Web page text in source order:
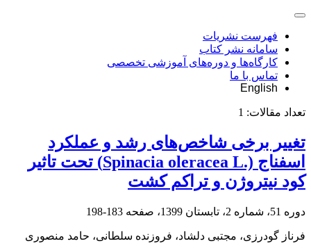
فهرست نشریات
سامانه نشر کتاب
کارگاه‌ها و دوره‌های آموزشی تخصصی
تماس با ما
English
تعداد مقالات: 1
تغییر برخی شاخص‌های رشد و عملکرد
اسفناج (.Spinacia oleracea L) تحت تاثیر
کود نیتروژن و تراکم کشت
دوره 51، شماره 2، تابستان 1399، صفحه 183-198
فرناز گودرزی، مجتبی دلشاد، فروزنده سلطانی، حامد منصوری